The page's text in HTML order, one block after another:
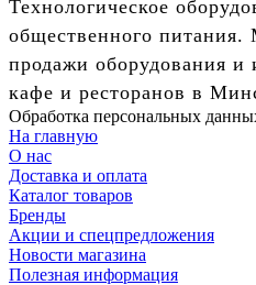
Технологическое
общественного питания.
продажи оборудования и
кафе и ресторанов в
Обработка персональных
На главную
О нас
Доставка и оплата
Каталог товаров
Бренды
Акции и спецпредложения
Новости магазина
Полезная информация